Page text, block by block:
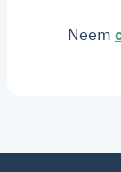
Neem